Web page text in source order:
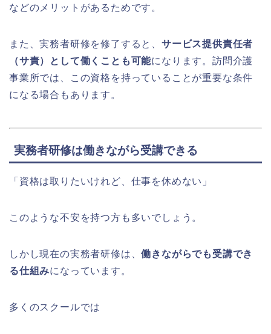
などのメリットがあるためです。
また、実務者研修を修了すると、 サービス提供責任者
（サ責）として働くことも可能になります。訪問介護
事業所では、この資格を持っていることが重要な条件
になる場合もあります。
実務者研修は働きながら受講できる
「資格は取りたいけれど、仕事を休めない」
このような不安を持つ方も多いでしょう。
しかし現在の実務者研修は、働きながらでも受講でき
る仕組みになっています。
多くのスクールでは